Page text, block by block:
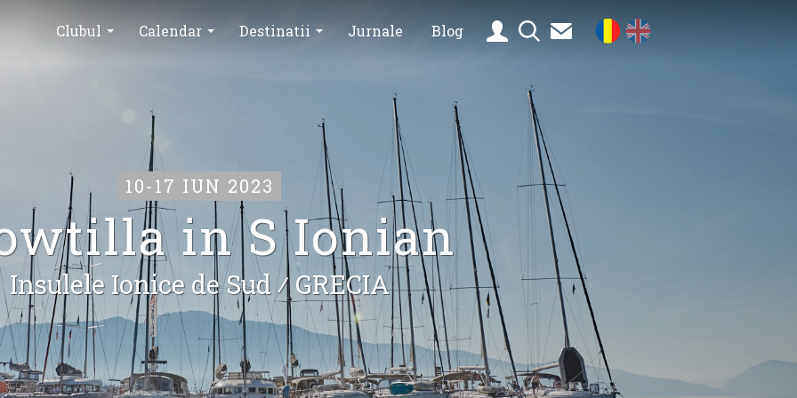
Clubul Calendar Destinatii Jurnale Blog
10-17 IUN 2023
in S Ionian
Insulele Ionice de Sud ⁄ GRECIA